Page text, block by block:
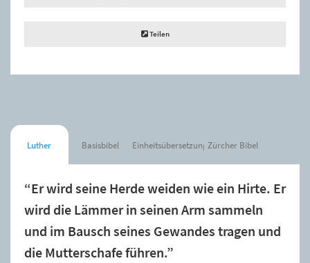
Teilen
Luther Basisbibel Einheitsübersetzung Zürcher Bibel
“Er wird seine Herde weiden wie ein Hirte. Er
wird die Lämmer in seinen Arm sammeln
und im Bausch seines Gewandes tragen und
die Mutterschafe führen.”